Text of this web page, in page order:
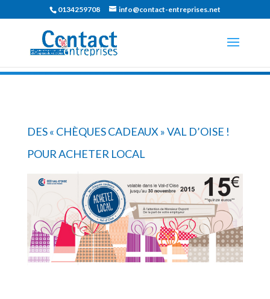
0134259708 info@contact-entreprises.net
DES « CHÈQUES CADEAUX » VAL D’OISE !
POUR ACHETER LOCAL